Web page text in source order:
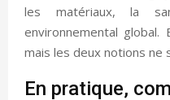
les matériaux, la
environnemental
mais les deux notions ne
En pratique,